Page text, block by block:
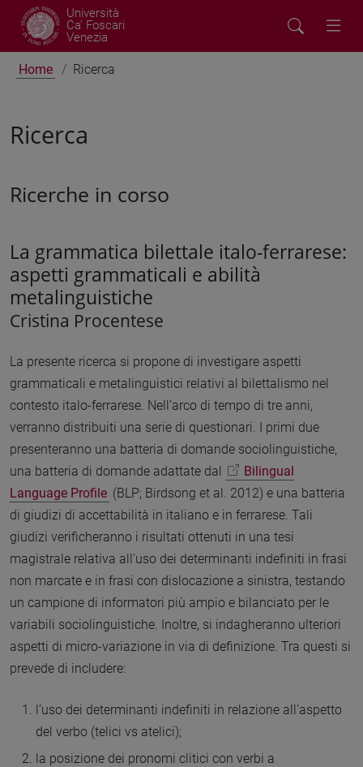
Università
Ca' Foscari
Venezia
Home Ricerca
Ricerca
Ricerche in corso
La grammatica bilettale italo-ferrarese:
aspetti grammaticali e abilità
metalinguistiche
Cristina Procentese
La presente ricerca si propone di investigare aspetti
grammaticali e metalinguistici relativi al bilettalismo nel
contesto italo-ferrarese. Nell’arco di tempo di tre anni,
verranno distribuiti una serie di questionari. I primi due
presenteranno una batteria di domande sociolinguistiche,
una batteria di domande adattate dal
Bilingual
Language Profile (BLP; Birdsong et al. 2012) e una batteria
di giudizi di accettabilità in italiano e in ferrarese. Tali
giudizi verificheranno i risultati ottenuti in una tesi
magistrale relativa all’uso dei determinanti indefiniti in frasi
non marcate e in frasi con dislocazione a sinistra, testando
un campione di informatori più ampio e bilanciato per le
variabili sociolinguistiche. Inoltre, si indagheranno ulteriori
aspetti di micro-variazione in via di definizione. Tra questi si
prevede di includere:
l’uso dei determinanti indefiniti in relazione all’aspetto
del verbo (telici vs atelici);
la posizione dei pronomi clitici con verbi a